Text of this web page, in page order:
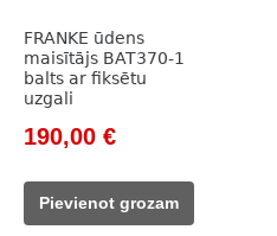
FRANKE ūdens
maisītājs BAT370-1
balts ar fiksētu
uzgali
Original
was:
331,00 €.
190,00 €Current
190,00 €.
Pievienot grozam